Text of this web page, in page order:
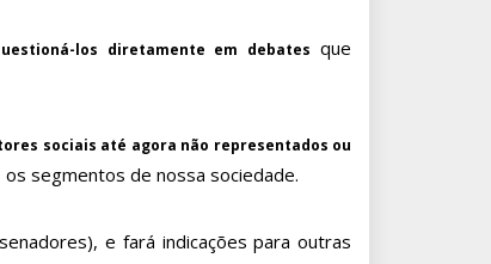
los diretamente em debates que
sociais até agora não representados ou
segmentos de nossa sociedade.
e fará indicações para outras